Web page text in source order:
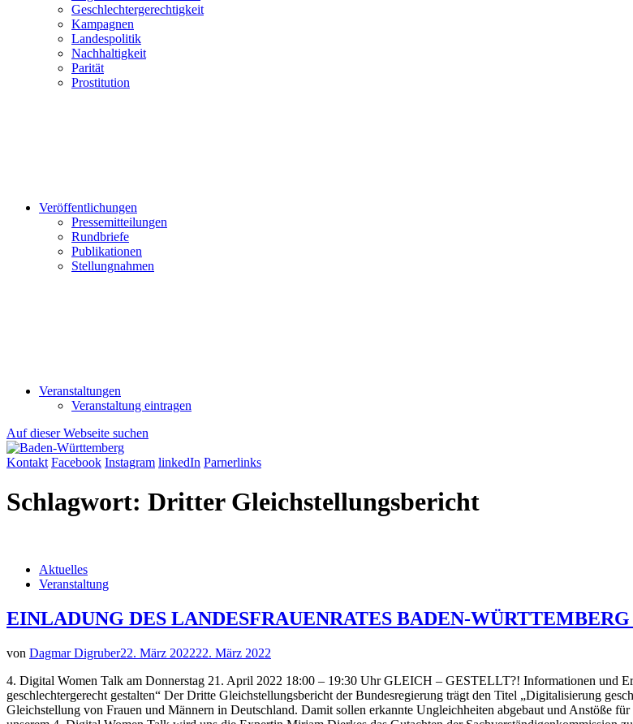
Geschlechtergerechtigkeit
Kampagnen
Landespolitik
Nachhaltigkeit
Parität
Prostitution
Veröffentlichungen
Pressemitteilungen
Rundbriefe
Publikationen
Stellungnahmen
Veranstaltungen
Veranstaltung eintragen
Auf dieser Webseite suchen
Kontakt Facebook Instagram linkedIn Parnerlinks
Schlagwort: Dritter Gleichstellungsbericht
Aktuelles
Veranstaltung
EINLADUNG DES LANDESFRAUENRATES BADEN-
von Dagmar Digruber22. März 202222. März 2022
4. Digital Women Talk am Donnerstag 21. April 2022 18:00 – 19:30 Uhr GLEICH – GESTELLT?! Informationen und
geschlechtergerecht gestalten“ Der Dritte Gleichstellungsbericht der Bundesregierung trägt den Titel „Digitalisierung
Gleichstellung von Frauen und Männern in Deutschland. Damit sollen erkannte Ungleichheiten abgebaut und Anstöße